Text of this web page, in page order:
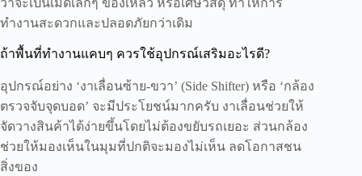
ว่าจะเป็นเม็ดเล็กๆ ของเหลว หรือเศษวัสดุ ทำให้การ
ทำงานสะดวกและปลอดภัยกว่าเดิม
ถ้าพื้นที่ทำงานแคบๆ ควรใช้อุปกรณ์เสริมอะไรดี?
อุปกรณ์อย่าง ‘งาเลื่อนซ้าย-ขวา’ (Side Shifter) หรือ ‘กล้อง
ตรวจจับจุดบอด’ จะมีประโยชน์มากครับ งาเลื่อนช่วยให้
จัดวางสินค้าได้ง่ายขึ้นโดยไม่ต้องขยับรถเยอะ ส่วนกล้อง
ช่วยให้มองเห็นในมุมที่ปกติจะมองไม่เห็น ลดโอกาสชน
สิ่งของ